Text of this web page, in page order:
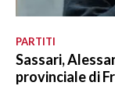
PARTITI
Sassari,
provinciale di